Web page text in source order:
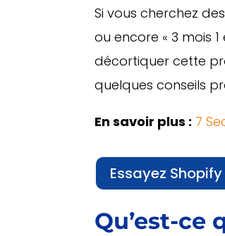
Si vous cherchez
ou encore « 3 mois
décortiquer cette
quelques conseils
En savoir plus : 7
Essayez
Qu’est-ce